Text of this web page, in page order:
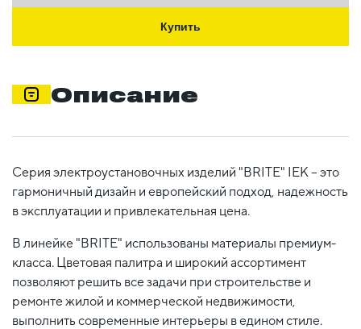
Купить
Описание
Серия электроустановочных изделий "BRITE" IEK – это
гармоничный дизайн и европейский подход, надежность
в эксплуатации и привлекательная цена.
В линейке "BRITE" использованы материалы премиум-
класса. Цветовая палитра и широкий ассортимент
позволяют решить все задачи при строительстве и
ремонте жилой и коммерческой недвижимости,
выполнить современные интерьеры в едином стиле.